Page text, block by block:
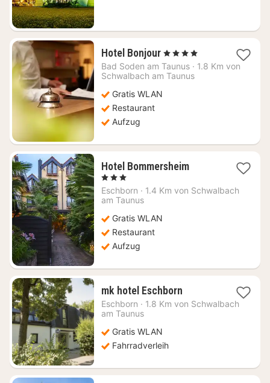
Hotel Bonjour1
Nacht
ab
, 4 Sterne
Bad Soden am Taunus · 1.8 Km von
Schwalbach am Taunus
Gratis WLAN
Restaurant
Aufzug
Hotel Bommersheim1
ab
, 3 Sterne
Eschborn · 1.4 Km von Schwalbach
am Taunus
Gratis WLAN
Restaurant
Aufzug
mk hotel Eschborn1
Nacht
Eschborn · 1.8 Km von Schwalbach
am Taunus
Gratis WLAN
Fahrradverleih